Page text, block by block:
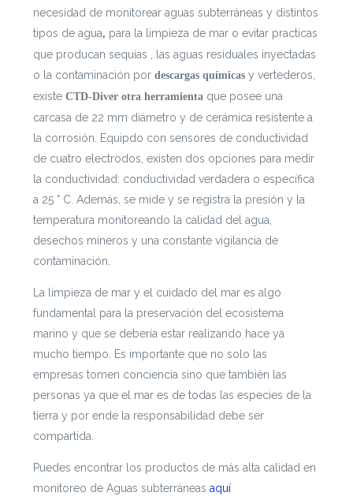
necesidad de monitorear aguas subterráneas y distintos
tipos de agua, para la limpieza de mar o evitar practicas
que producan sequías , las aguas residuales inyectadas
o la contaminación por descargas químicasy vertederos,
existe CTD-Diver otra herramienta que posee una
carcasa de 22 mm diámetro y de cerámica resistente a
la corrosión. Equipdo con sensores de conductividad
de cuatro electrodos, existen dos opciones para medir
la conductividad: conductividad verdadera o específica
a 25 ° C. Además, se mide y se registra la presión y la
temperatura monitoreando la calidad del agua,
desechos mineros y una constante vigilancia de
contaminación.
La limpieza de mar y el cuidado del mar es algo
fundamental para la preservación del ecosistema
marino y que se debería estar realizando hace ya
mucho tiempo. Es importante que no solo las
empresas tomen conciencia sino que también las
personas ya que el mar es de todas las especies de la
tierra y por ende la responsabilidad debe ser
compartida.
Puedes encontrar los productos de más alta calidad en
monitoreo de Aguas subterráneas aquí